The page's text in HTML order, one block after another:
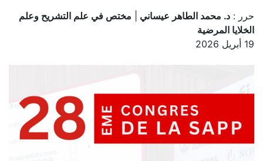
حرر : د. محمد الطاهر عيساني
مختص في علم التشريح وعلم
الخلايا المرضية
19 أبريل 2026